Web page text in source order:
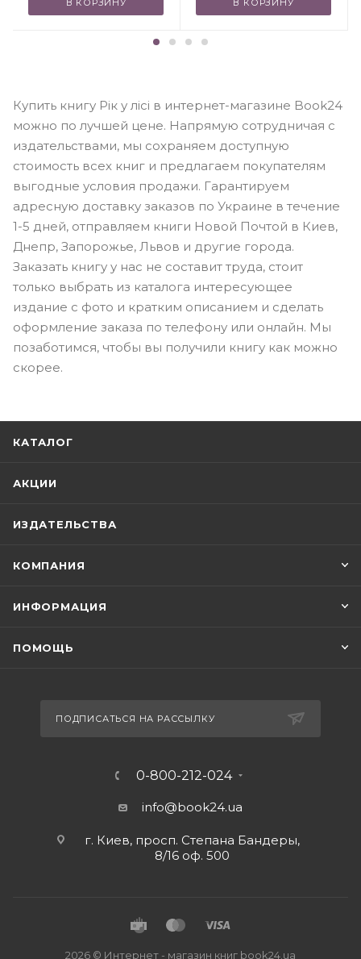
В КОРЗИНУ В КОРЗИНУ
Купить книгу Рік у лісі в интернет-магазине Book24
можно по лучшей цене. Напрямую сотрудничая с
издательствами, мы сохраняем доступную
стоимость всех книг и предлагаем покупателям
выгодные условия продажи. Гарантируем
адресную доставку заказов по Украине в течение
1-5 дней, отправляем книги Новой Почтой в Киев,
Днепр, Запорожье, Львов и другие города.
Заказать книгу у нас не составит труда, стоит
только выбрать из каталога интересующее
издание с фото и кратким описанием и сделать
оформление заказа по телефону или онлайн. Мы
позаботимся, чтобы вы получили книгу как можно
скорее.
КАТАЛОГ
АКЦИИ
ИЗДАТЕЛЬСТВА
КОМПАНИЯ
ИНФОРМАЦИЯ
ПОМОЩЬ
ПОДПИСАТЬСЯ НА РАССЫЛКУ
0-800-212-024
info@book24.ua
г. Киев, просп. Степана Бандеры,
8/16 оф. 500
2026 © Интернет - магазин книг book24.ua